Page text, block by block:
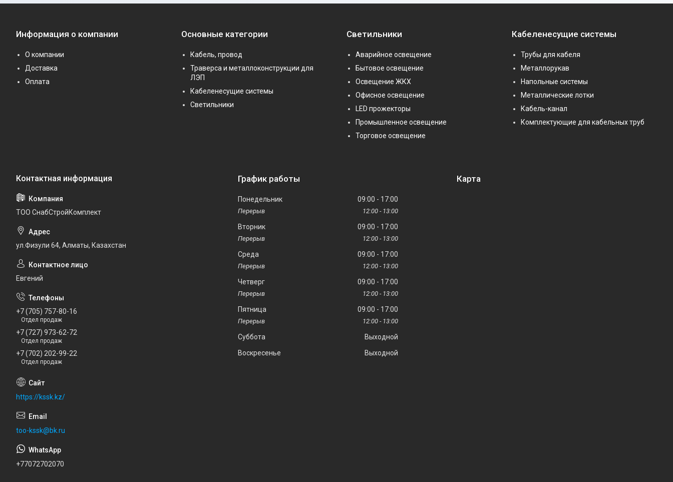
Информация о компании
О компании
Доставка
Оплата
Основные категории
Кабель, провод
Траверса и металлоконструкции для
ЛЭП
Кабеленесущие системы
Светильники
Светильники
Аварийное освещение
Бытовое освещение
Освещение ЖКХ
Офисное освещение
LED прожекторы
Промышленное освещение
Торговое освещение
Кабеленесущие системы
Трубы для кабеля
Металлорукав
Напольные системы
Металлические лотки
Кабель-канал
Комплектующие для кабельных труб
ТОО СнабСтройКомплект
ул.Физули 64, Алматы, Казахстан
Евгений
+7 (705) 757-80-16
Отдел продаж
+7 (727) 973-62-72
Отдел продаж
+7 (702) 202-99-22
Отдел продаж
https://kssk.kz/
too-kssk@bk.ru
+77072702070
График работы
Понедельник 09:00 17:00
12:00 13:00
Вторник 09:00 17:00
12:00 13:00
Среда 09:00 17:00
12:00 13:00
Четверг 09:00 17:00
12:00 13:00
Пятница 09:00 17:00
12:00 13:00
Суббота
Выходной
Воскресенье
Выходной
Карта